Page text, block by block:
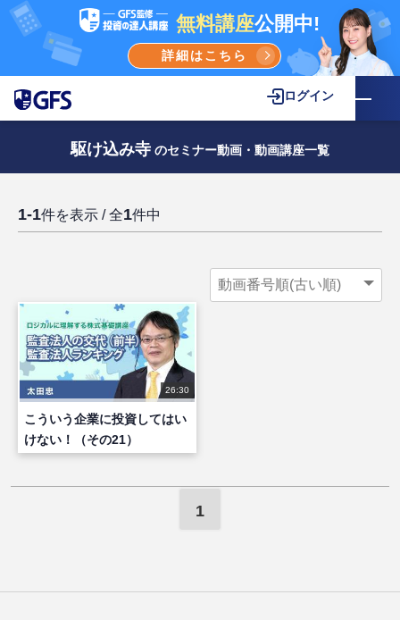
無料講座公開中!
詳細はこちら
ログイン
駆け込み寺 のセミナー動画・動画講座一覧
1-1件を表示 / 全1件中
26:30
こういう企業に投資してはい
けない！（その21）
1